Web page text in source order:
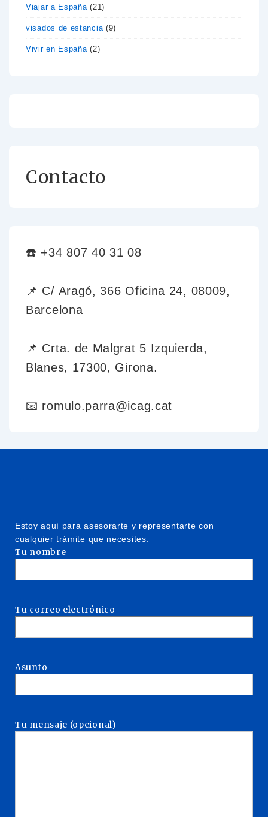
Viajar a España(21)
visados de estancia(9)
Vivir en España(2)
Contacto
☎️ +34 807 40 31 08
📌 C/ Aragó, 366 Oficina 24, 08009,
Barcelona
📌 Crta. de Malgrat 5 Izquierda,
Blanes, 17300, Girona.
📧 romulo.parra@icag.cat
Estoy aquí para asesorarte y representarte con
cualquier trámite que necesites.
Tu nombre
Tu correo electrónico
Asunto
Tu mensaje (opcional)